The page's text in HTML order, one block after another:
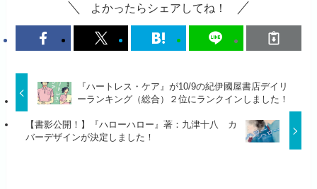
よかったらシェアしてね！
『ハートレス・ケア』が10/9の紀伊國屋書店デイリ
ーランキング（総合）２位にランクインしました！
【書影公開！】『ハローハロー』著：九津十八 カ
バーデザインが決定しました！